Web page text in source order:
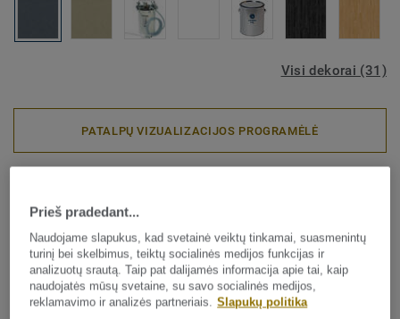
Visi dekorai (31)
PATALPŲ VIZUALIZACIJOS PROGRAMĖLĖ
Lumaflex Energy Reference
Multi-Use - Concrete DEEP
BLUE S06-009 46
Prieš pradedant...
Naudojame slapukus, kad svetainė veiktų tinkamai, suasmenintų
turinį bei skelbimus, teiktų socialinės medijos funkcijas ir
analizuotų srautą. Taip pat dalijamės informacija apie tai, kaip
naudojatės mūsų svetaine, su savo socialinės medijos,
reklamavimo ir analizės partneriais. Slapukų politika